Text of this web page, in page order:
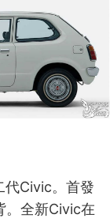
代Civic。首發
。全新Civic在